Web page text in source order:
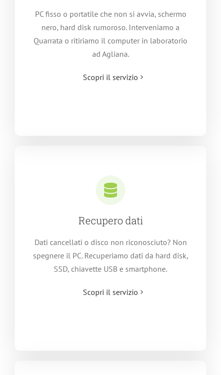
PC fisso o portatile che non si avvia, schermo
nero, hard disk rumoroso. Interveniamo a
Quarrata o ritiriamo il computer in laboratorio
ad Agliana.
Scopri il servizio
Recupero dati
Dati cancellati o disco non riconosciuto? Non
spegnere il PC. Recuperiamo dati da hard disk,
SSD, chiavette USB e smartphone.
Scopri il servizio